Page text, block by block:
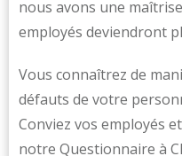
nous avons une
employés deviendront
Vous connaîtrez de
défauts de votre
Conviez vos employés
notre Questionnaire à